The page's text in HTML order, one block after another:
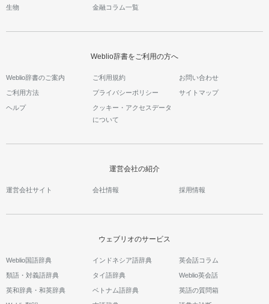
生物 金融コラム一覧
Weblio辞書をご利用の方へ
Weblio辞書のご案内 ご利用規約 お問い合わせ
ご利用方法 プライバシーポリシー サイトマップ
ヘルプ
クッキー・アクセスデータ
について
運営会社の紹介
運営会社サイト 会社情報 採用情報
ウェブリオのサービス
Weblio国語辞典
類語・対義語辞典
英和辞典・和英辞典
インドネシア語辞典
タイ語辞典
ベトナム語辞典
英会話コラム
Weblio英会話
英語の質問箱